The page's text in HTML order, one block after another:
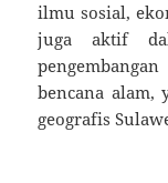
ilmu sosial,
juga aktif
bencana alam,
geografis